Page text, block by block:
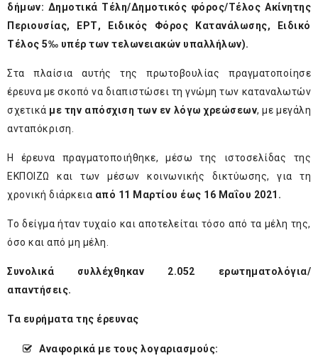
δήμων: Δημοτικά Τέλη/Δημοτικός φόρος/Τέλος Ακίνητης
Περιουσίας, ΕΡΤ, Ειδικός Φόρος Κατανάλωσης, Ειδικό
Τέλος 5‰ υπέρ των τελωνειακών υπαλλήλων).
Στα πλαίσια αυτής της πρωτοβουλίας πραγματοποίησε
έρευνα με σκοπό να διαπιστώσει τη γνώμη των καταναλωτών
σχετικά με την απόσχιση των εν λόγω χρεώσεων, με μεγάλη
ανταπόκριση.
Η έρευνα πραγματοποιήθηκε, μέσω της ιστοσελίδας της
ΕΚΠΟΙΖΩ και των μέσων κοινωνικής δικτύωσης, για τη
χρονική διάρκεια από 11 Μαρτίου έως 16 Μαΐου 2021.
Το δείγμα ήταν τυχαίο και αποτελείται τόσο από τα μέλη της,
όσο και από μη μέλη.
Συνολικά συλλέχθηκαν 2.052 ερωτηματολόγια/
απαντήσεις.
Τα ευρήματα της έρευνας
Αναφορικά με τους λογαριασμούς: